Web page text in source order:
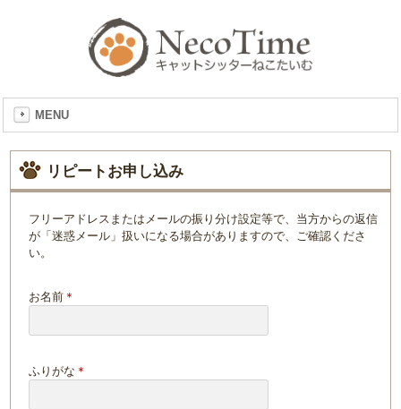
MENU
リピートお申し込み
フリーアドレスまたはメールの振り分け設定等で、当方からの返信
が「迷惑メール」扱いになる場合がありますので、ご確認くださ
い。
お名前 ＊
ふりがな ＊